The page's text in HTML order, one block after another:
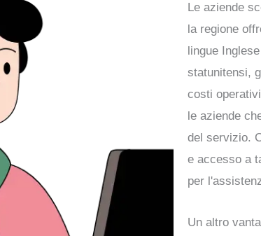
Le aziende
la regione
lingue
statunitensi,
costi
le aziende
del servizio.
e accesso a
per
Un altro